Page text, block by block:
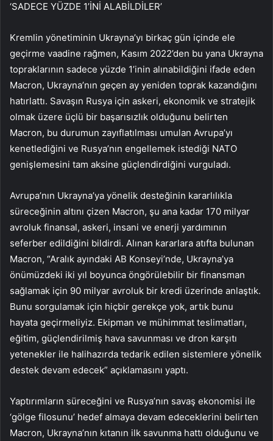
‘SADECE YÜZDE 1’İNİ ALABİLDİLER’
Kremlin yönetiminin Ukrayna’yı birkaç gün içinde ele
geçirme vaadine rağmen, Kasım 2022’den bu yana Ukrayna
topraklarının sadece yüzde 1’inin alınabildiğini ifade eden
Macron, Ukrayna’nın geçen ay yeniden toprak kazandığını
hatırlattı. Savaşın Rusya için askeri, ekonomik ve stratejik
olmak üzere üçlü bir başarısızlık olduğunu belirten
Macron, bu durumun zayıflatılması umulan Avrupa’yı
kenetlediğini ve Rusya’nın engellemek istediği NATO
genişlemesini tam aksine güçlendirdiğini vurguladı.
Avrupa’nın Ukrayna’ya yönelik desteğinin kararlılıkla
süreceğinin altını çizen Macron, şu ana kadar 170 milyar
avroluk finansal, askeri, insani ve enerji yardımının
seferber edildiğini bildirdi. Alınan kararlara atıfta bulunan
Macron, “Aralık ayındaki AB Konseyi’nde, Ukrayna’ya
önümüzdeki iki yıl boyunca öngörülebilir bir finansman
sağlamak için 90 milyar avroluk bir kredi üzerinde anlaştık.
Bunu sorgulamak için hiçbir gerekçe yok, artık bunu
hayata geçirmeliyiz. Ekipman ve mühimmat teslimatları,
eğitim, güçlendirilmiş hava savunması ve dron karşıtı
yetenekler ile halihazırda tedarik edilen sistemlere yönelik
destek devam edecek” açıklamasını yaptı.
Yaptırımların süreceğini ve Rusya’nın savaş ekonomisi ile
‘gölge filosunu’ hedef almaya devam edeceklerini belirten
Macron, Ukrayna’nın kıtanın ilk savunma hattı olduğunu ve